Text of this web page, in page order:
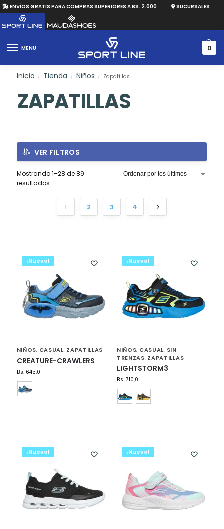
ENVÍOS GRATIS PARA COMPRAS SUPERIORES A BS. 2.000 | SUCURSALES
MENU 0
Inicio / Tienda / Niños / Zapatillas
ZAPATILLAS
VER FILTROS
Mostrando 1–28 de 89
resultados
1 2 3 4
¡Nuevo!
NIÑOS, CASUAL, ZAPATILLAS
CREATURE-CRAWLERS
Bs.645,0
¡Nuevo!
NIÑOS, CASUAL, SIN
TRENZAS, ZAPATILLAS
LIGHTSTORM3
Bs.710,0
¡Nuevo! ¡Nuevo!